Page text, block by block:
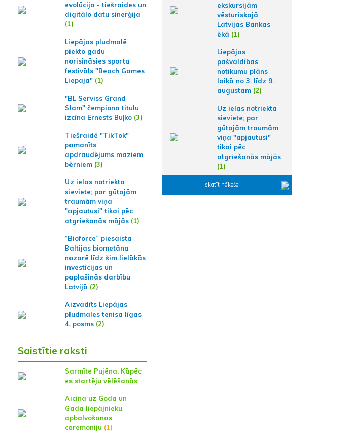
evolūcija - tiešraides un
digitālo datu sinerģija
(1)
Liepājas pludmalē
piekto gadu
norisināsies sporta
festivāls "Beach Games
Liepaja"(1)
"BL Serviss Grand
Slam" čempiona titulu
izcīna Ernests Buļko(3)
Tiešraidē "TikTok"
pamanīts
apdraudējums maziem
bērniem(3)
Uz ielas notriekta
sieviete; par gūtajām
traumām viņa
"apjautusi" tikai pēc
atgriešanās mājās(1)
“Bioforce” piesaista
Baltijas biometāna
nozarē līdz šim lielākās
investīcijas un
paplašinās darbību
Latvijā (2)
Aizvadīts Liepājas
pludmales tenisa līgas
4. posms(2)
Saistītie raksti
Sarmīte Pujēna: Kāpēc
es startēju vēlēšanās
Aicina uz Goda un
Gada liepājnieku
apbalvošanas
ceremoniju (1)
ekskursijām
vēsturiskajā
Latvijas Bankas
ēkā (1)
Liepājas
pašvaldības
notikumu plāns
laikā no 3. līdz 9.
augustam (2)
Uz ielas notriekta
sieviete; par
gūtajām traumām
viņa "apjautusi"
tikai pēc
atgriešanās mājās
(1)
skatīt nākošo